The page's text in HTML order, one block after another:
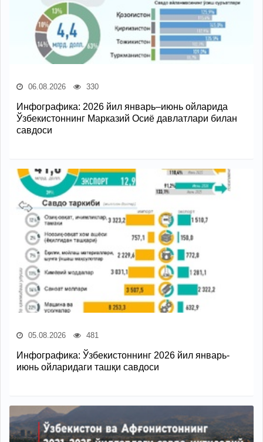
06.08.2026 330
Инфографика: 2026 йил январь–июнь ойларида
Ўзбекистоннинг Марказий Осиё давлатлари билан
савдоси
05.08.2026 481
Инфографика: Ўзбекистоннинг 2026 йил январь-
июнь ойларидаги ташқи савдоси